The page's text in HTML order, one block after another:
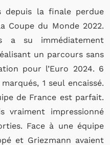
depuis la finale perdue
Coupe du Monde 2022.
a su immédiatement
un parcours sans
pour l’Euro 2024. 6
1 seul encaissé.
de France est parfait.
vraiment impressionné
Face à une équipe
et Griezmann avaient